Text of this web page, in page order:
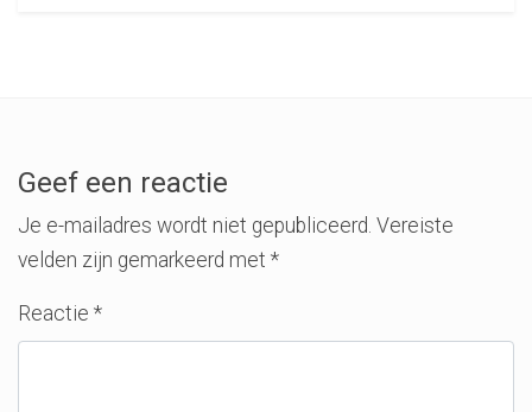
Geef een reactie
Je e-mailadres wordt niet gepubliceerd. Vereiste
velden zijn gemarkeerd met *
Reactie *